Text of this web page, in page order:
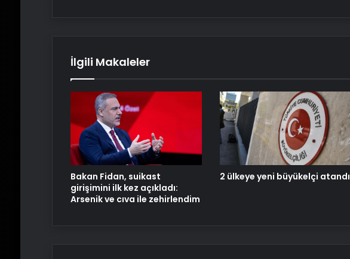
İlgili Makaleler
Bakan Fidan, suikast
girişimini ilk kez açıkladı:
Arsenik ve cıva ile zehirlendim
2 ülkeye yeni büyükelçi atandı